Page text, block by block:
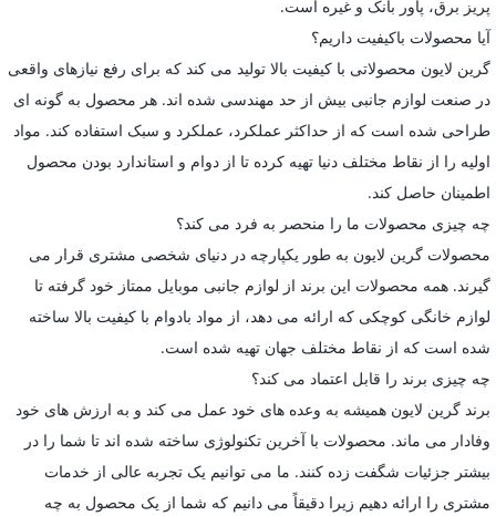
پریز برق، پاور بانک و غیره است.
آیا محصولات باکیفیت داریم؟
گرین لایون محصولاتی با کیفیت بالا تولید می کند که برای رفع نیازهای واقعی
در صنعت لوازم جانبی بیش از حد مهندسی شده اند. هر محصول به گونه ای
طراحی شده است که از حداکثر عملکرد، عملکرد و سبک استفاده کند. مواد
اولیه را از نقاط مختلف دنیا تهیه کرده تا از دوام و استاندارد بودن محصول
اطمینان حاصل کند.
چه چیزی محصولات ما را منحصر به فرد می کند؟
محصولات گرین لایون به طور یکپارچه در دنیای شخصی مشتری قرار می
گیرند. همه محصولات این برند از لوازم جانبی موبایل ممتاز خود گرفته تا
لوازم خانگی کوچکی که ارائه می دهد، از مواد بادوام با کیفیت بالا ساخته
شده است که از نقاط مختلف جهان تهیه شده است.
چه چیزی برند را قابل اعتماد می کند؟
برند گرین لایون همیشه به وعده های خود عمل می کند و به ارزش های خود
وفادار می ماند. محصولات با آخرین تکنولوژی ساخته شده اند تا شما را در
بیشتر جزئیات شگفت زده کنند. ما می توانیم یک تجربه عالی از خدمات
مشتری را ارائه دهیم زیرا دقیقاً می دانیم که شما از یک محصول به چه